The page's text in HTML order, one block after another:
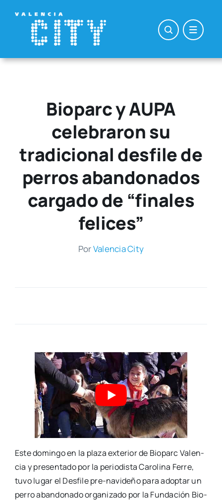
contenido
Bioparc y AUPA
celebraron su
tradicional desfile de
perros abandonados
cargado de “finales
felices”
PorValen­cia City
Este domin­go en la pla­za exte­rior de Bio­parc Valen­
cia y pre­sen­ta­do por la perio­dis­ta Caro­li­na Ferre,
tuvo lugar el Des­fi­le pre-navi­­de­­ño para adop­tar un
perro aban­do­na­do orga­ni­za­do por la Fun­da­ción Bio­